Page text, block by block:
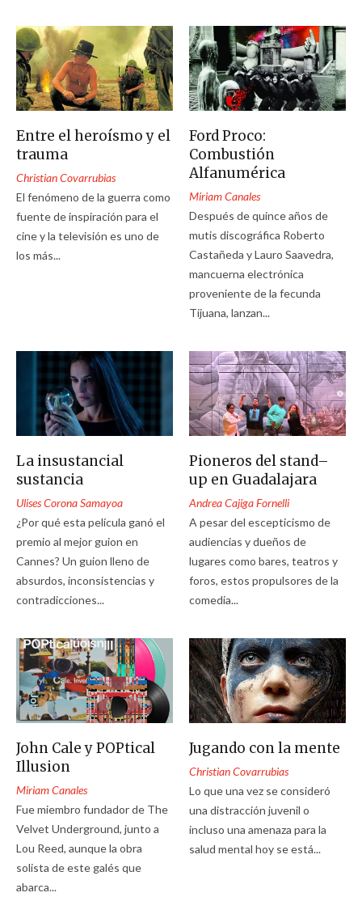
Entre el heroísmo y el
trauma
Christian Covarrubias
El fenómeno de la guerra como
fuente de inspiración para el
cine y la televisión es uno de
los más...
Ford Proco:
Combustión
Alfanumérica
Miriam Canales
Después de quince años de
mutis discográfica Roberto
Castañeda y Lauro Saavedra,
mancuerna electrónica
proveniente de la fecunda
Tijuana, lanzan...
La insustancial
sustancia
Ulises Corona Samayoa
¿Por qué esta película ganó el
premio al mejor guion en
Cannes? Un guion lleno de
absurdos, inconsistencias y
contradicciones...
Pioneros del stand–
up en Guadalajara
Andrea Cajiga Fornelli
A pesar del escepticismo de
audiencias y dueños de
lugares como bares, teatros y
foros, estos propulsores de la
comedia...
John Cale y POPtical
Illusion
Miriam Canales
Fue miembro fundador de The
Velvet Underground, junto a
Lou Reed, aunque la obra
solista de este galés que
abarca...
Jugando con la mente
Christian Covarrubias
Lo que una vez se consideró
una distracción juvenil o
incluso una amenaza para la
salud mental hoy se está...